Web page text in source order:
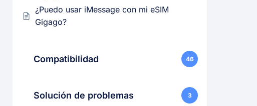
¿Puedo usar iMessage con mi eSIM
Gigago?
Compatibilidad 46
Solución de problemas 3